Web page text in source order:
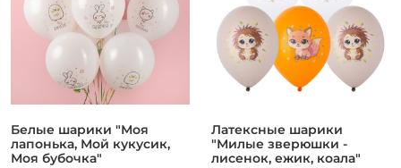
Белые шарики "Моя
лапонька, Мой кукусик,
Моя бубочка"
Латексные шарики
"Милые зверюшки -
лисенок, ежик, коала"